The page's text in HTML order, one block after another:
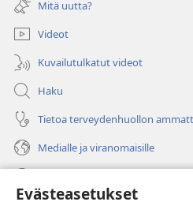
Evästeasetukset
ikkunan)
Mitä uutta?
Videot
Kuvailutulkatut videot
Haku
Tietoa terveydenhuollon
Medialle ja viranomaisille